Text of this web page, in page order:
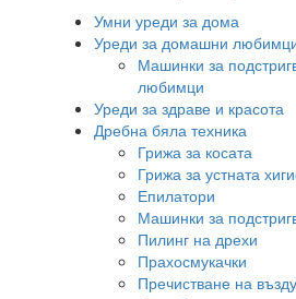
Умни уреди за дома
Уреди за домашни
Машинки за
любимци
Уреди за здраве и красота
Дребна бяла техника
Грижа за косата
Грижа за устната
Епилатори
Машинки за
Пилинг на дрехи
Прахосмукачки
Пречистване на